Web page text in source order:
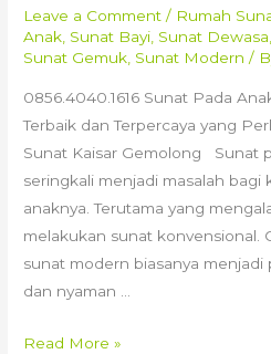
Leave a Comment / Rumah
Anak, Sunat Bayi, Sunat Dewasa,
Sunat Gemuk, Sunat Modern /
0856.4040.1616 Sunat Pada
Terbaik dan Terpercaya yang
Sunat Kaisar Gemolong Sunat
seringkali menjadi masalah bagi
anaknya. Terutama yang
melakukan sunat konvensional.
sunat modern biasanya menjadi
dan nyaman …
0856.4040.1616
Read More »